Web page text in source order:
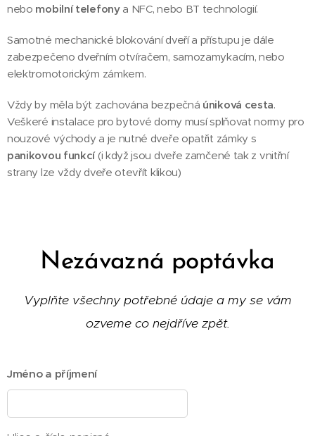
nebo mobilní telefonya NFC, nebo BT technologií.
Samotné mechanické blokování dveří a přístupu je dále
zabezpečeno dveřním otvíračem, samozamykacím, nebo
elektromotorickým zámkem.
Vždy by měla být zachována bezpečná úniková cesta.
Veškeré instalace pro bytové domy musí splňovat normy pro
nouzové východy a je nutné dveře opatřit zámky s
panikovou funkcí(i když jsou dveře zamčené tak z vnitřní
strany lze vždy dveře otevřít klikou)
Nezávazná poptávka
Vyplňte všechny potřebné údaje a my se vám
ozveme co nejdříve zpět.
Jméno a příjmení